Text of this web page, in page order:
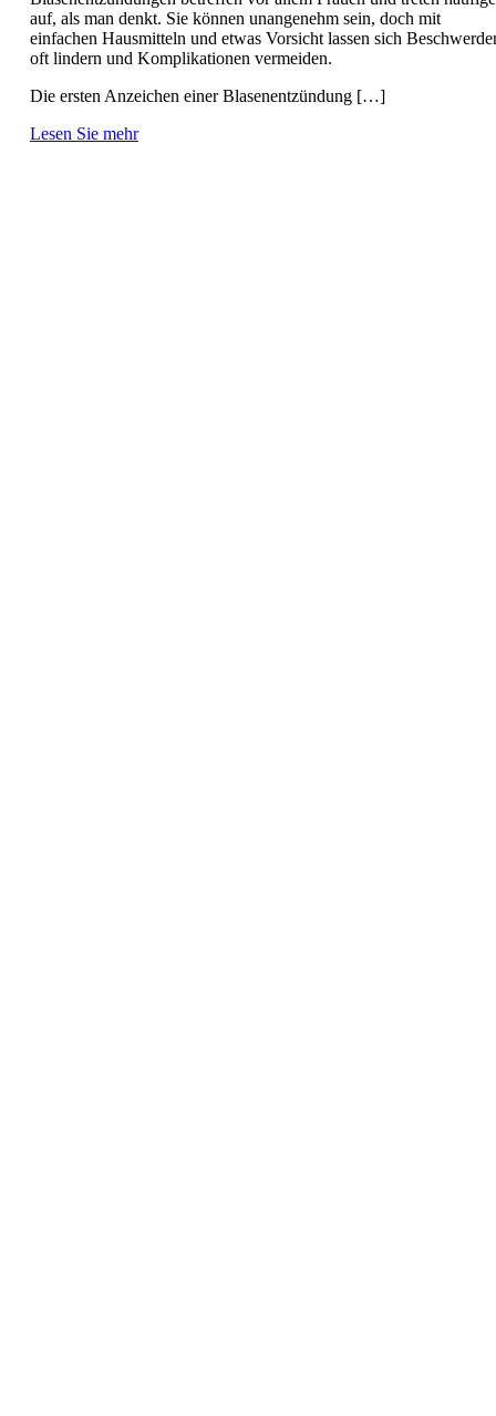
auf, als man denkt. Sie können unangenehm sein, doch mit
einfachen Hausmitteln und etwas Vorsicht lassen sich
oft lindern und Komplikationen vermeiden.
Die ersten Anzeichen einer Blasenentzündung […]
Lesen Sie mehr